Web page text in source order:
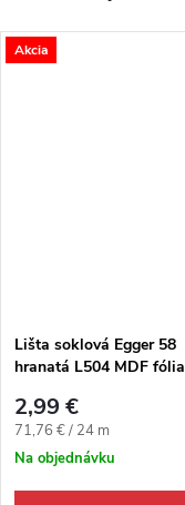
Akcia
Lišta soklová Egger 58
hranatá L504 MDF fólia
2,99 €
Jednotková cena:
71,76 € / 24 m
Na objednávku